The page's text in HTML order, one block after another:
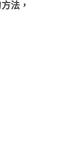
法，